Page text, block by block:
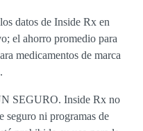
datos de Inside Rx en
el ahorro promedio para
medicamentos de marca
SEGURO. Inside Rx no
seguro ni programas de